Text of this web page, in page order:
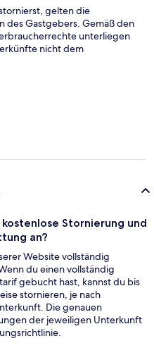
gelten die
des Gastgebers. Gemäß den
unterliegen
nicht dem
Stornierung und
an?
Website vollständig
du einen vollständig
gebucht hast, kannst du bis
stornieren, je nach
Die genauen
der jeweiligen Unterkunft